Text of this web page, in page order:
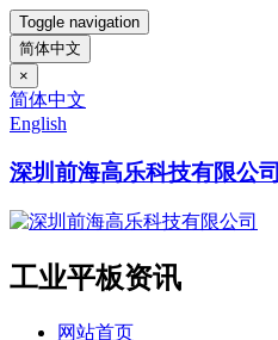
Toggle navigation
简体中文
×
简体中文
English
深圳前海高乐科技有限公司
工业平板资讯
网站首页